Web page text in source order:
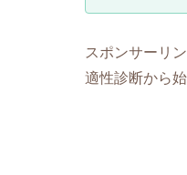
スポンサーリ
適性診断から